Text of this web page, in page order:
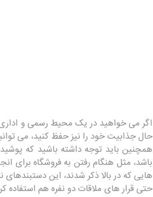
اگر می خواهید در یک محیط رسمی و
حال جذابیت خود را نیز حفظ کنید، می
همچنین باید توجه داشته باشید که
باشد، مثل هنگام رفتن به فروشگاه برای
هایی که در بالا ذکر شدند، این
حتی قرار های ملاقات دو نفره هم